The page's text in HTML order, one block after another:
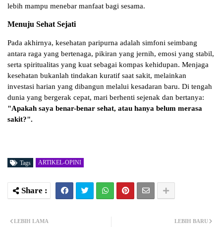
lebih mampu menebar manfaat bagi sesama.
Menuju Sehat Sejati
Pada akhirnya, kesehatan paripurna adalah simfoni seimbang
antara raga yang bertenaga, pikiran yang jernih, emosi yang stabil,
serta spiritualitas yang kuat sebagai kompas kehidupan. Menjaga
kesehatan bukanlah tindakan kuratif saat sakit, melainkan
investasi harian yang dibangun melalui kesadaran baru. Di tengah
dunia yang bergerak cepat, mari berhenti sejenak dan bertanya:
"Apakah saya benar-benar sehat, atau hanya belum merasa
sakit?".
Tags ARTIKEL-OPINI
LEBIH BARU
LEBIH LAMA